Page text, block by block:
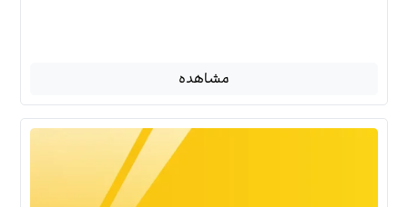
مشاهده